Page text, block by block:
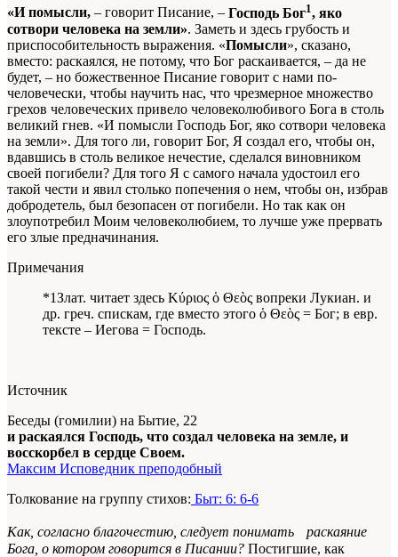
«И помысли, – говорит Писание, – Господь Бог1, яко
сотвори человека на земли». Заметь и здесь грубость и
приспособительность выражения. «Помысли», сказано,
вместо: раскаялся, не потому, что Бог раскаивается, – да не
будет, – но божественное Писание говорит с нами по-
человечески, чтобы научить нас, что чрезмерное множество
грехов человеческих привело человеколюбивого Бога в столь
великий гнев. «И помысли Господь Бог, яко сотвори человека
на земли». Для того ли, говорит Бог, Я создал его, чтобы он,
вдавшись в столь великое нечестие, сделался виновником
своей погибели? Для того Я с самого начала удостоил его
такой чести и явил столько попечения о нем, чтобы он, избрав
добродетель, был безопасен от погибели. Но так как он
злоупотребил Моим человеколюбием, то лучше уже прервать
его злые предначинания.
Примечания
*1Злат. читает здесь Κύριος ὁ Θεὸς вопреки Лукиан. и
др. греч. спискам, где вместо этого ὁ Θεὸς = Бог; в евр.
тексте – Иегова = Господь.
Источник
Беседы (гомилии) на Бытие, 22
и раскаялся Господь, что создал человека на земле, и
восскорбел в сердце Своем.
Максим Исповедник преподобный
Толкование на группу стихов: Быт: 6: 6-6
Как, согласно благочестию, следует понимать раскаяние
Бога, о котором говорится в Писании? Постигшие, как